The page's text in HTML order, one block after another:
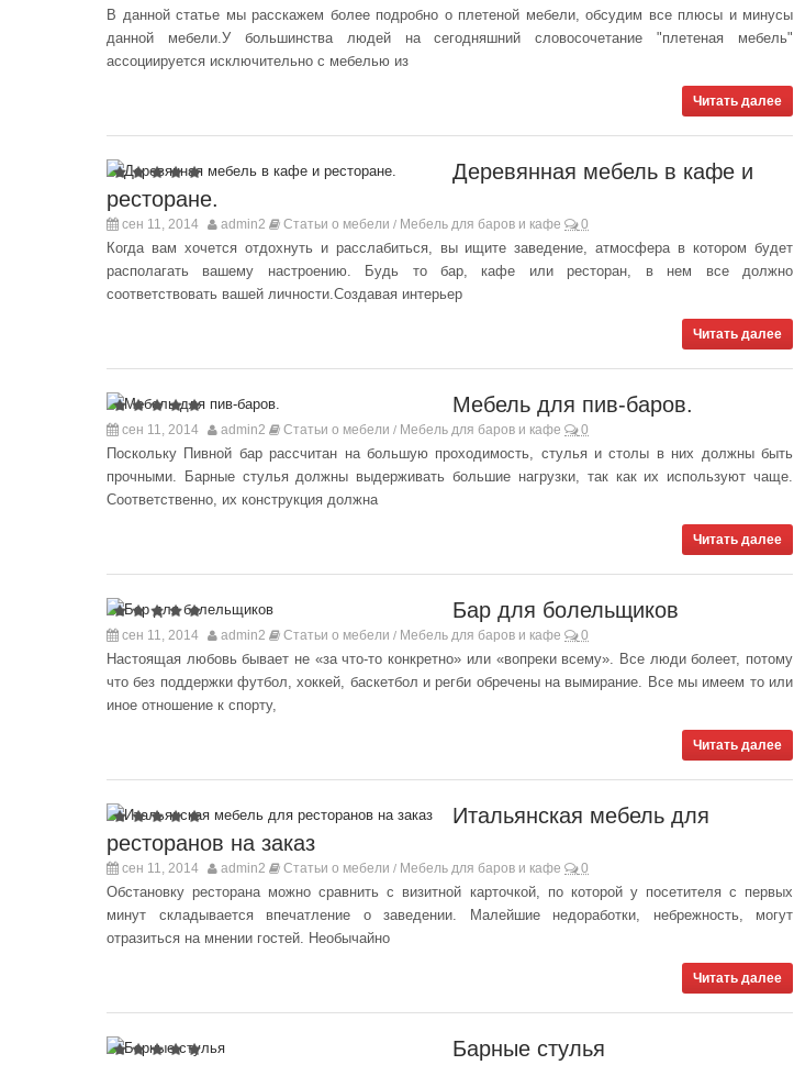
В данной статье мы расскажем более подробно о плетеной мебели, обсудим все плюсы и минусы
данной мебели.У большинства людей на сегодняшний словосочетание "плетеная мебель"
ассоциируется исключительно с мебелью из
Читать далее
Деревянная мебель в кафе и
ресторане.
сен 11, 2014 admin2 Статьи о мебели / Мебель для баров и кафе 0
Когда вам хочется отдохнуть и расслабиться, вы ищите заведение, атмосфера в котором будет
располагать вашему настроению. Будь то бар, кафе или ресторан, в нем все должно
соответствовать вашей личности.Создавая интерьер
Читать далее
Мебель для пив-баров.
сен 11, 2014 admin2 Статьи о мебели / Мебель для баров и кафе 0
Поскольку Пивной бар рассчитан на большую проходимость, стулья и столы в них должны быть
прочными. Барные стулья должны выдерживать большие нагрузки, так как их используют чаще.
Соответственно, их конструкция должна
Читать далее
Бар для болельщиков
сен 11, 2014 admin2 Статьи о мебели / Мебель для баров и кафе 0
Настоящая любовь бывает не «за что-то конкретно» или «вопреки всему». Все люди болеет, потому
что без поддержки футбол, хоккей, баскетбол и регби обречены на вымирание. Все мы имеем то или
иное отношение к спорту,
Читать далее
Итальянская мебель для
ресторанов на заказ
сен 11, 2014 admin2 Статьи о мебели / Мебель для баров и кафе 0
Обстановку ресторана можно сравнить с визитной карточкой, по которой у посетителя с первых
минут складывается впечатление о заведении. Малейшие недоработки, небрежность, могут
отразиться на мнении гостей. Необычайно
Читать далее
Барные стулья